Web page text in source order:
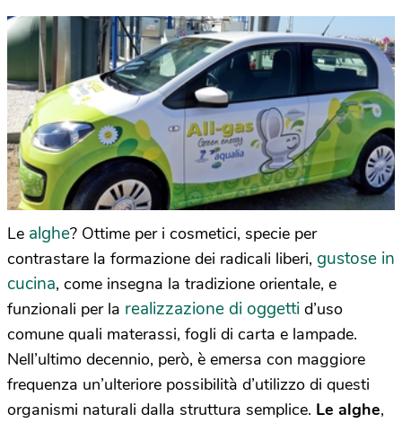
Le alghe? Ottime per i cosmetici, specie per
contrastare la formazione dei radicali liberi, gustose in
cucina, come insegna la tradizione orientale, e
funzionali per la realizzazione di oggetti d’uso
comune quali materassi, fogli di carta e lampade.
Nell’ultimo decennio, però, è emersa con maggiore
frequenza un’ulteriore possibilità d’utilizzo di questi
organismi naturali dalla struttura semplice. Le alghe,